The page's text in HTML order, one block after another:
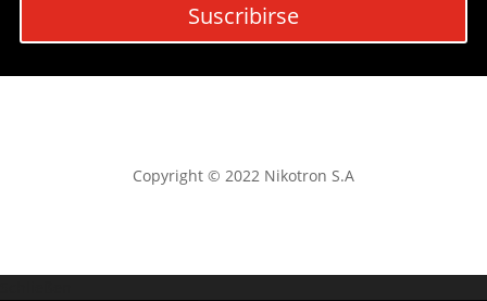
Suscribirse
Copyright © 2022 Nikotron S.A